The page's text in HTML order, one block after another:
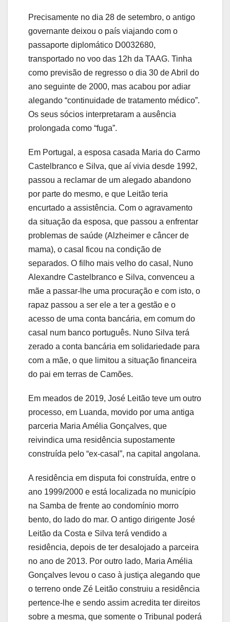
Precisamente no dia 28 de setembro, o antigo
governante deixou o país viajando com o
passaporte diplomático D0032680,
transportado no voo das 12h da TAAG. Tinha
como previsão de regresso o dia 30 de Abril do
ano seguinte de 2000, mas acabou por adiar
alegando “continuidade de tratamento médico”.
Os seus sócios interpretaram a ausência
prolongada como “fuga”.
Em Portugal, a esposa casada Maria do Carmo
Castelbranco e Silva, que aí vivia desde 1992,
passou a reclamar de um alegado abandono
por parte do mesmo, e que Leitão teria
encurtado a assistência. Com o agravamento
da situação da esposa, que passou a enfrentar
problemas de saúde (Alzheimer e câncer de
mama), o casal ficou na condição de
separados. O filho mais velho do casal, Nuno
Alexandre Castelbranco e Silva, convenceu a
mãe a passar-lhe uma procuração e com isto, o
rapaz passou a ser ele a ter a gestão e o
acesso de uma conta bancária, em comum do
casal num banco português. Nuno Silva terá
zerado a conta bancária em solidariedade para
com a mãe, o que limitou a situação financeira
do pai em terras de Camões.
Em meados de 2019, José Leitão teve um outro
processo, em Luanda, movido por uma antiga
parceria Maria Amélia Gonçalves, que
reivindica uma residência supostamente
construída pelo “ex-casal”, na capital angolana.
A residência em disputa foi construída, entre o
ano 1999/2000 e está localizada no município
na Samba de frente ao condomínio morro
bento, do lado do mar. O antigo dirigente José
Leitão da Costa e Silva terá vendido a
residência, depois de ter desalojado a parceira
no ano de 2013. Por outro lado, Maria Amélia
Gonçalves levou o caso à justiça alegando que
o terreno onde Zé Leitão construiu a residência
pertence-lhe e sendo assim acredita ter direitos
sobre a mesma, que somente o Tribunal poderá